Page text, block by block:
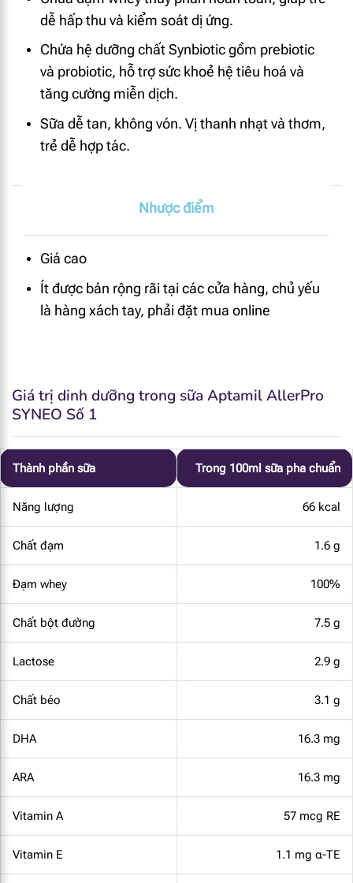
dễ hấp thu và kiểm soát dị ứng.
Chứa hệ dưỡng chất Synbiotic gồm prebiotic
và probiotic, hỗ trợ sức khoẻ hệ tiêu hoá và
tăng cường miễn dịch.
Sữa dễ tan, không vón. Vị thanh nhạt và thơm,
trẻ dễ hợp tác.
Nhược điểm
Giá cao
Ít được bán rộng rãi tại các cửa hàng, chủ yếu
là hàng xách tay, phải đặt mua online
Giá trị dinh dưỡng trong sữa Aptamil AllerPro
SYNEO Số 1
Thành phần sữa Trong 100ml sữa pha chuẩn
Năng lượng 66 kcal
Chất đạm 1.6 g
Đạm whey 100%
Chất bột đường 7.5 g
Lactose 2.9 g
Chất béo 3.1 g
DHA 16.3 mg
ARA 16.3 mg
Vitamin A 57 mcg RE
Vitamin E 1.1 mg α-TE